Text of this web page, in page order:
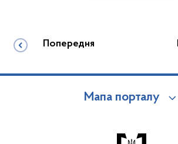
Попередня
Мапа порталу